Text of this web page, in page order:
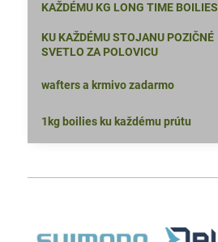
KAŽDÉMU KG LONG TIME BOILIES
KU KAŽDÉMU STOJANU POZIČNÉ
SVETLO ZA POLOVICU
wafters a krmivo zadarmo
1kg boilies ku každému prútu